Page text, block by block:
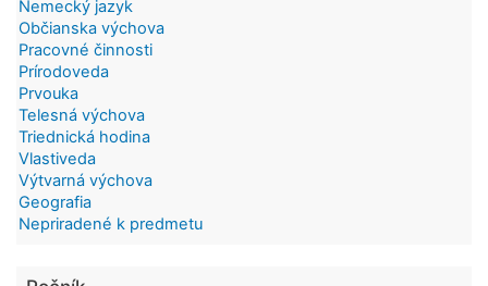
Nemecký jazyk
Občianska výchova
Pracovné činnosti
Prírodoveda
Prvouka
Telesná výchova
Triednická hodina
Vlastiveda
Výtvarná výchova
Geografia
Nepriradené k predmetu